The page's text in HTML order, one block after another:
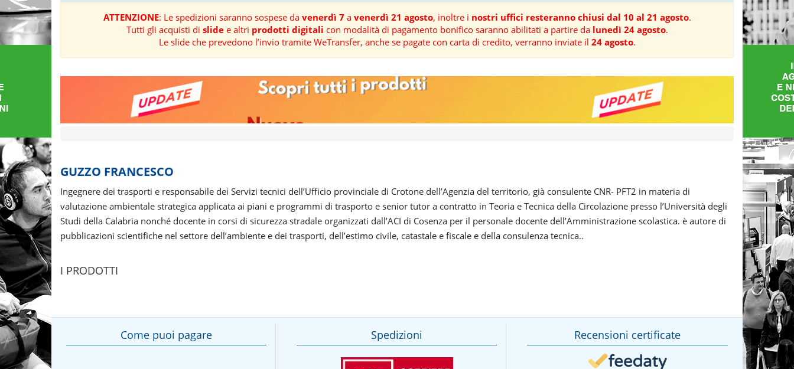
RIVISTE
MANUALISTICA
TEMATICHE
ATTENZIONE: Le spedizioni saranno sospese da venerdì 7a venerdì 21 agosto, inoltre i nostri uffici resteranno chiusi dal 10 al 21 agosto.
Tutti gli acquisti di slidee altri prodotti digitali con modalità di pagamento bonifico saranno abilitati a partire da lunedì 24 agosto.
Le slide che prevedono l’invio tramite WeTransfer, anche se pagate con carta di credito, verranno inviate il 24 agosto.
GUZZO FRANCESCO
Ingegnere dei trasporti e responsabile dei Servizi tecnici dell’Ufficio provinciale di Crotone dell’Agenzia del territorio, già consulente CNR- PFT2 in materia di
valutazione ambientale strategica applicata ai piani e programmi di trasporto e senior tutor a contratto in Teoria e Tecnica della Circolazione presso l’Università degli
Studi della Calabria nonché docente in corsi di sicurezza stradale organizzati dall’ACI di Cosenza per il personale docente dell’Amministrazione scolastica. è autore di
pubblicazioni scientifiche nel settore dell’ambiente e dei trasporti, dell’estimo civile, catastale e fiscale e della consulenza tecnica..
I PRODOTTI
Come puoi pagare Spedizioni Recensioni certificate